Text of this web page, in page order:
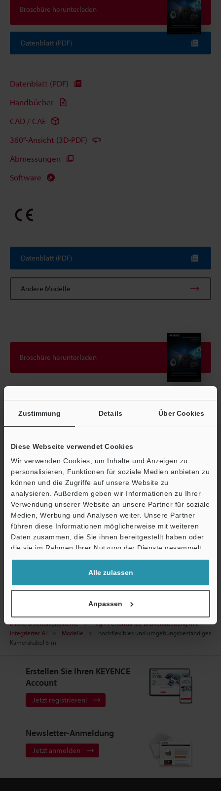
Zustimmung Details Über Cookies
Diese Webseite verwendet Cookies
Wir verwenden Cookies, um Inhalte und Anzeigen zu
personalisieren, Funktionen für soziale Medien anbieten zu
können und die Zugriffe auf unsere Website zu
analysieren. Außerdem geben wir Informationen zu Ihrer
Verwendung unserer Website an unsere Partner für soziale
Medien, Werbung und Analysen weiter. Unsere Partner
führen diese Informationen möglicherweise mit weiteren
Daten zusammen, die Sie ihnen bereitgestellt haben oder
die sie im Rahmen Ihrer Nutzung der Dienste gesammelt
haben.
Alle zulassen
Anpassen
Broschüre herunterladen
Datenblatt (PDF)
Datenblatt (PDF)
Handbücher
CAD / CAE
360°-Ansicht (3D-PDF)
Abmessungen
Software
Datenblatt (PDF)
Andere Modelle
Broschüre herunterladen
CAD / CAE
Handbücher
Software
Fragen
Terminwunsch
Testgerät anfordern
Bildverarbeitungssysteme
Bildverarbeitungssysteme
High-Performance Bildverarbeitung mit
integrierter AI
Modelle
hochflexibles und umgebungsbeständiges
Kamerakabel 5 m
Erstellen Sie Ihren KEYENCE
Account
Jetzt registrieren!
Newsletter-Anmeldung
Jetzt anmelden
Support